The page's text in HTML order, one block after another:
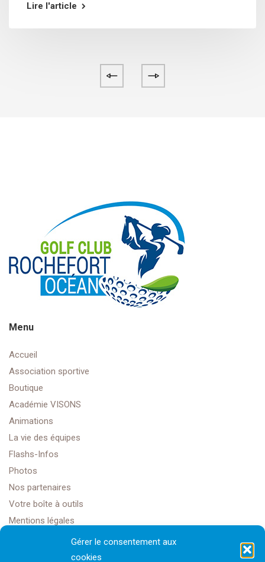
Gérer le consentement aux
cookies
Lire l'article
Menu
Accueil
Association sportive
Boutique
Académie VISONS
Animations
La vie des équipes
Flashs-Infos
Photos
Nos partenaires
Votre boîte à outils
Mentions légales